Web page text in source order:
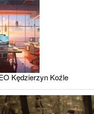
Kędzierzyn Koźle